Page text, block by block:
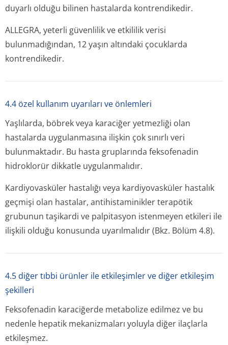
duyarlı olduğu bilinen hastalarda kontrendikedir.
ALLEGRA, yeterli güvenlilik ve etkililik verisi
bulunmadığından, 12 yaşın altındaki çocuklarda
kontrendikedir.
4.4 özel kullanım uyarıları ve önlemleri
Yaşlılarda, böbrek veya karaciğer yetmezliği olan
hastalarda uygulanmasına ilişkin çok sınırlı veri
bulunmaktadır. Bu hasta gruplarında feksofenadin
hidroklorür dikkatle uygulanmalıdır.
Kardiyovasküler hastalığı veya kardiyovasküler hastalık
geçmişi olan hastalar, antihistaminikler terapötik
grubunun taşikardi ve palpitasyon istenmeyen etkileri ile
ilişkili olduğu konusunda uyarılmalıdır (Bkz. Bölüm 4.8).
4.5 diğer tıbbi ürünler ile etkileşimler ve diğer etkileşim
şekilleri
Feksofenadin karaciğerde metabolize edilmez ve bu
nedenle hepatik mekanizmaları yoluyla diğer ilaçlarla
etkileşmez.